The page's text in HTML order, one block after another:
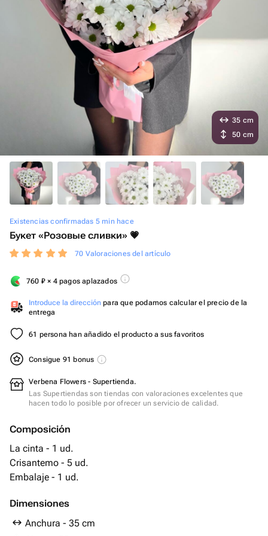
Existencias confirmadas 5 min hace
Букет «Розовые сливки» 💗
70 Valoraciones del artículo
760 ₽ × 4 pagos aplazados
Introduce la dirección para que podamos calcular el precio de la
entrega
61 persona han añadido el producto a sus favoritos
Consigue 91 bonus
Verbena Flowers - Supertienda.
Las Supertiendas son tiendas con valoraciones excelentes que
hacen todo lo posible por ofrecer un servicio de calidad.
Composición
La cinta - 1 ud.
Crisantemo - 5 ud.
Embalaje - 1 ud.
Dimensiones
Anchura - 35 cm
35 cm
50 cm